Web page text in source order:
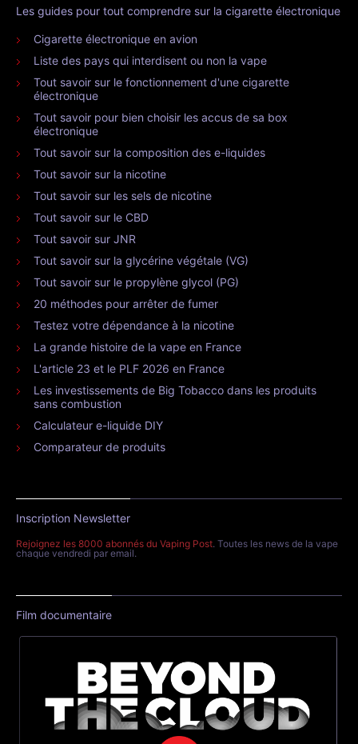
Les guides pour tout comprendre sur la cigarette électronique
Cigarette électronique en avion
Liste des pays qui interdisent ou non la vape
Tout savoir sur le fonctionnement d'une cigarette
électronique
Tout savoir pour bien choisir les accus de sa box
électronique
Tout savoir sur la composition des e-liquides
Tout savoir sur la nicotine
Tout savoir sur les sels de nicotine
Tout savoir sur le CBD
Tout savoir sur JNR
Tout savoir sur la glycérine végétale (VG)
Tout savoir sur le propylène glycol (PG)
20 méthodes pour arrêter de fumer
Testez votre dépendance à la nicotine
La grande histoire de la vape en France
L'article 23 et le PLF 2026 en France
Les investissements de Big Tobacco dans les produits
sans combustion
Calculateur e-liquide DIY
Comparateur de produits
Inscription Newsletter
Rejoignez les 8000 abonnés du Vaping Post. Toutes les news de la vape
chaque vendredi par email.
Film documentaire